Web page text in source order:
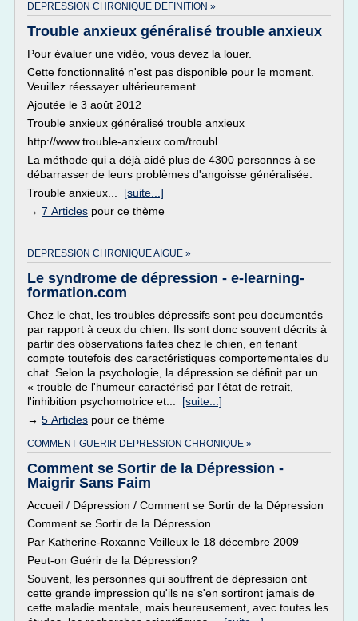
DEPRESSION CHRONIQUE DEFINITION »
Trouble anxieux généralisé trouble anxieux
Pour évaluer une vidéo, vous devez la louer.
Cette fonctionnalité n'est pas disponible pour le moment.
Veuillez réessayer ultérieurement.
Ajoutée le 3 août 2012
Trouble anxieux généralisé trouble anxieux
http://www.trouble-anxieux.com/troubl...
La méthode qui a déjà aidé plus de 4300 personnes à se
débarrasser de leurs problèmes d'angoisse généralisée.
Trouble anxieux... [suite...]
→ 7 Articles pour ce thème
DEPRESSION CHRONIQUE AIGUE »
Le syndrome de dépression - e-learning-
formation.com
Chez le chat, les troubles dépressifs sont peu documentés
par rapport à ceux du chien. Ils sont donc souvent décrits à
partir des observations faites chez le chien, en tenant
compte toutefois des caractéristiques comportementales du
chat. Selon la psychologie, la dépression se définit par un
« trouble de l'humeur caractérisé par l'état de retrait,
l'inhibition psychomotrice et... [suite...]
→ 5 Articles pour ce thème
COMMENT GUERIR DEPRESSION CHRONIQUE »
Comment se Sortir de la Dépression -
Maigrir Sans Faim
Accueil / Dépression / Comment se Sortir de la Dépression
Comment se Sortir de la Dépression
Par Katherine-Roxanne Veilleux le 18 décembre 2009
Peut-on Guérir de la Dépression?
Souvent, les personnes qui souffrent de dépression ont
cette grande impression qu'ils ne s'en sortiront jamais de
cette maladie mentale, mais heureusement, avec toutes les